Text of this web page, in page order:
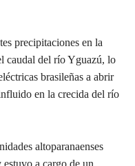
precipitaciones en la
caudal del río Yguazú, lo
brasileñas a abrir
en la crecida del río
altoparanaenses
a cargo de un